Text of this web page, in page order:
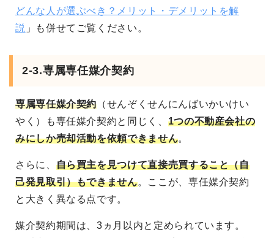
どんな人が選ぶべき？メリット・デメリットを解
説 」も併せてご覧ください。
2-3.専属専任媒介契約
専属専任媒介契約 （せんぞくせんにんばいかいけい
やく）も専任媒介契約と同じく、 1つの不動産会社の
みにしか売却活動を依頼できません。
さらに、 自ら買主を見つけて直接売買すること（自
己発見取引）もできません。ここが、専任媒介契約
と大きく異なる点です。
媒介契約期間は、3ヵ月以内と定められています。